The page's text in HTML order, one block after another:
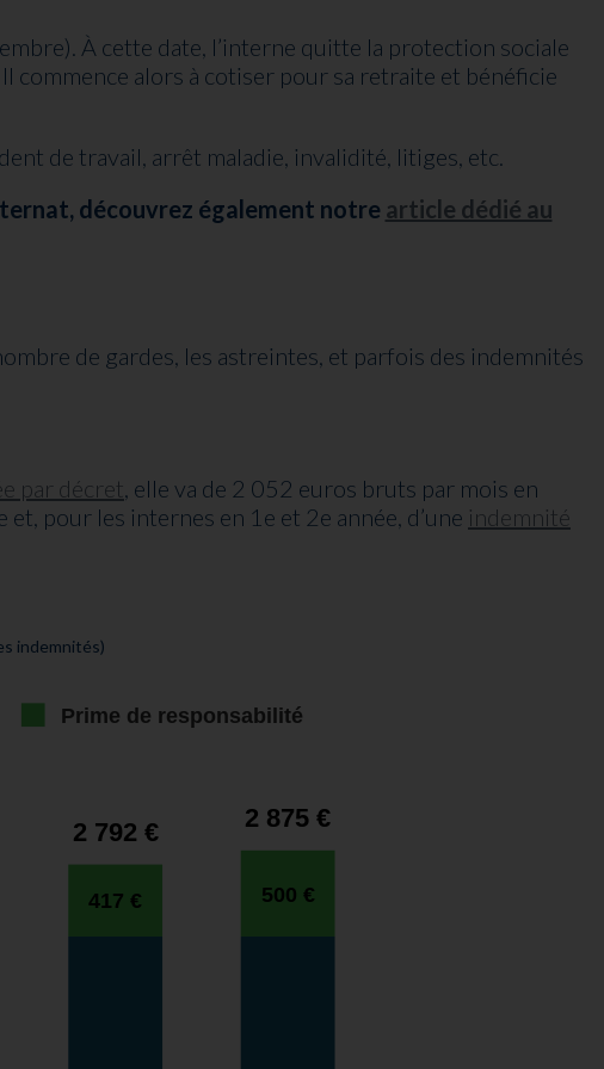
À cette date, l’interne quitte la protection sociale
Il commence alors à cotiser pour sa retraite et bénéficie
de travail, arrêt maladie, invalidité, litiges, etc.
découvrez également notre article dédié au
de gardes, les astreintes, et parfois des indemnités
par décret , elle va de 2 052 euros bruts par mois en
pour les internes en 1e et 2e année, d’une indemnité
indemnités)
Prime de responsabilité
417 €
2 792 €
500 €
2 875 €